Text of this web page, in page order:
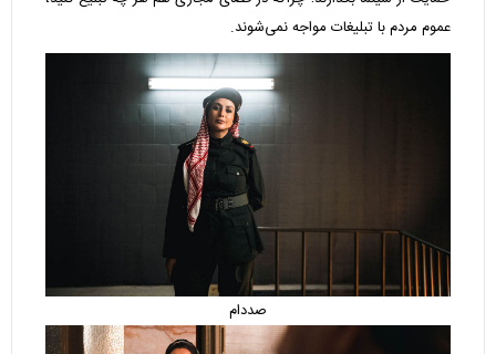
عموم مردم با تبلیغات مواجه نمی‌شوند.
صددام